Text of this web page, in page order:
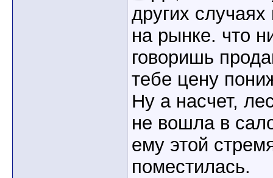
других
на рынке. что
говоришь
тебе цену
Ну а насчет,
не вошла в
ему этой
поместилась.